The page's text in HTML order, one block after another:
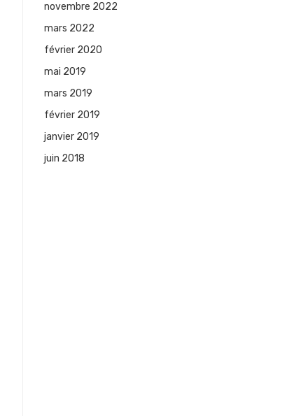
novembre 2022
mars 2022
février 2020
mai 2019
mars 2019
février 2019
janvier 2019
juin 2018